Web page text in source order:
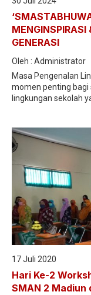
Jurnalistik
Tari
Teather
GENERASI
Oleh : Administrator
Masa Pengenalan
momen penting
lingkungan sekolah
17 Juli 2020
Hari Ke-2
SMAN 2 Madiun